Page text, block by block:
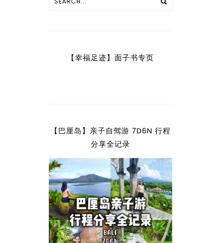
【幸福足迹】面子书专页
【巴厘岛】亲子自驾游 7D6N 行程
分享全记录